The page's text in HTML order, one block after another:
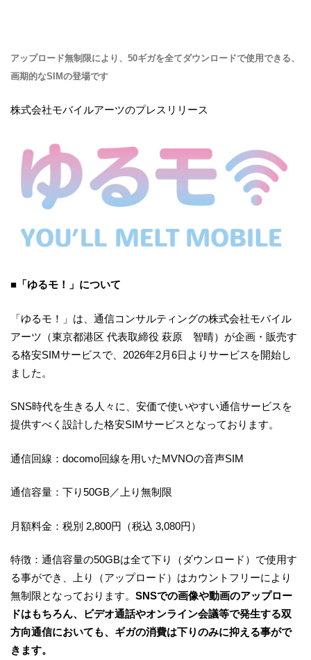
アップロード無制限により、50ギガを全てダウンロードで使用できる、
画期的なSIMの登場です
株式会社モバイルアーツのプレスリリース
■「ゆるモ！」について
「ゆるモ！」は、通信コンサルティングの株式会社モバイル
アーツ（東京都港区 代表取締役 萩原 智晴）が企画・販売す
る格安SIMサービスで、2026年2月6日よりサービスを開始し
ました。
SNS時代を生きる人々に、安価で使いやすい通信サービスを
提供すべく設計した格安SIMサービスとなっております。
通信回線：docomo回線を用いたMVNOの音声SIM
通信容量：下り50GB／上り無制限
月額料金：税別 2,800円（税込 3,080円）
特徴：通信容量の50GBは全て下り（ダウンロード）で使用す
る事ができ、上り（アップロード）はカウントフリーにより
無制限となっております。 SNSでの画像や動画のアップロー
ドはもちろん、ビデオ通話やオンライン会議等で発生する双
方向通信においても、ギガの消費は下りのみに抑える事がで
きます。